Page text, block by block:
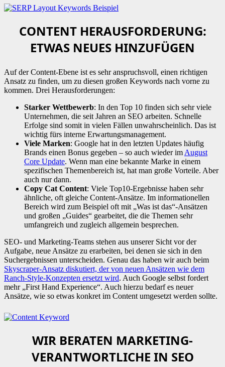
CONTENT HERAUSFORDERUNG:
ETWAS NEUES HINZUFÜGEN
Auf der Content-Ebene ist es sehr anspruchsvoll, einen richtigen
Ansatz zu finden, um zu diesen großen Keywords nach vorne zu
kommen. Drei Herausforderungen:
Starker Wettbewerb: In den Top 10 finden sich sehr viele
Unternehmen, die seit Jahren an SEO arbeiten. Schnelle
Erfolge sind somit in vielen Fällen unwahrscheinlich. Das ist
wichtig fürs interne Erwartungsmanagement.
Viele Marken: Google hat in den letzten Updates häufig
Brands einen Bonus gegeben – so auch wieder im August
Core Update. Wenn man eine bekannte Marke in einem
spezifischen Themenbereich ist, hat man große Vorteile. Aber
auch nur dann.
Copy Cat Content: Viele Top10-Ergebnisse haben sehr
ähnliche, oft gleiche Content-Ansätze. Im informationellen
Bereich wird zum Beispiel oft mit „Was ist das“-Ansätzen
und großen „Guides“ gearbeitet, die die Themen sehr
umfangreich und zugleich allgemein besprechen.
SEO- und Marketing-Teams stehen aus unserer Sicht vor der
Aufgabe, neue Ansätze zu erarbeiten, bei denen sie sich in den
Suchergebnissen unterscheiden. Genau das haben wir auch beim
Skyscraper-Ansatz diskutiert, der von neuen Ansätzen wie dem
Ranch-Style-Konzepten ersetzt wird. Auch Google selbst fordert
mehr „First Hand Experience“. Auch hierzu bedarf es neuer
Ansätze, wie so etwas konkret im Content umgesetzt werden sollte.
WIR BERATEN MARKETING-
VERANTWORTLICHE IN SEO